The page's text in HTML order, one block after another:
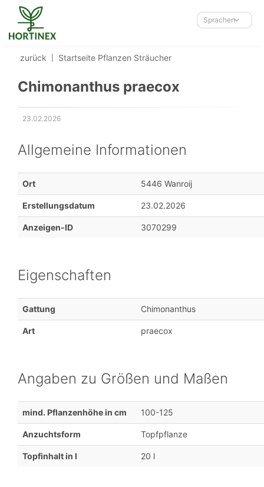
Accessibility-
Modus
aktivieren
Navigation
Inhalt
Sprachen
zurück Startseite Pflanzen Sträucher
Chimonanthus praecox
23.02.2026
Allgemeine Informationen
Ort 5446 Wanroij
Erstellungsdatum 23.02.2026
Anzeigen-ID 3070299
Eigenschaften
Gattung Chimonanthus
Art praecox
Angaben zu Größen und Maßen
mind. Pflanzenhöhe in cm 100-125
Anzuchtsform Topfpflanze
Topfinhalt in l 20 l